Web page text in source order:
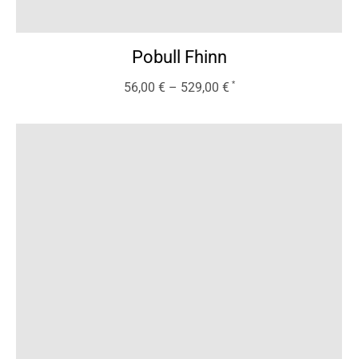
Pobull Fhinn
56,00 €– 529,00 €